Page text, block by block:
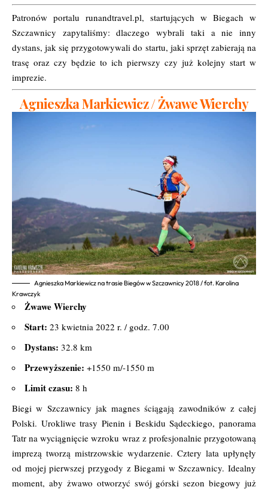
Patronów portalu runandtravel.pl, startujących w Biegach w
Szczawnicy zapytaliśmy: dlaczego wybrali taki a nie inny
dystans, jak się przygotowywali do startu, jaki sprzęt zabierają na
trasę oraz czy będzie to ich pierwszy czy już kolejny start w
imprezie.
Agnieszka Markiewicz / Żwawe Wierchy
Agnieszka Markiewicz na trasie Biegów w Szczawnicy 2018 / fot. Karolina
Krawczyk
Żwawe Wierchy
Start: 23 kwietnia 2022 r. / godz. 7.00
Dystans: 32.8 km
Przewyższenie: +1550 m/-1550 m
Limit czasu: 8 h
Biegi w Szczawnicy jak magnes ściągają zawodników z całej
Polski. Urokliwe trasy Pienin i Beskidu Sądeckiego, panorama
Tatr na wyciągnięcie wzroku wraz z profesjonalnie przygotowaną
imprezą tworzą mistrzowskie wydarzenie. Cztery lata upłynęły
od mojej pierwszej przygody z Biegami w Szczawnicy. Idealny
moment, aby żwawo otworzyć swój górski sezon biegowy już